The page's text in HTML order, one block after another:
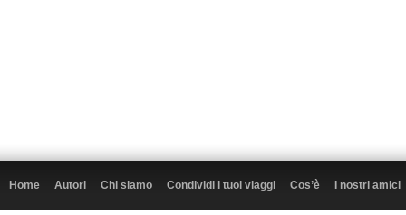
Home Autori Chi siamo Condividi i tuoi viaggi Cos’è I nostri amici